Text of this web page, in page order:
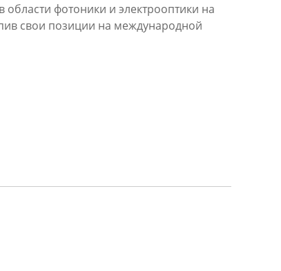
фотоники и электрооптики на
свои позиции на международной